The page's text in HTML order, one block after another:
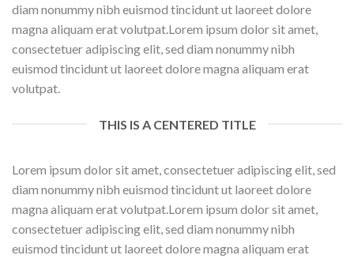
diam nonummy nibh euismod tincidunt ut laoreet dolore
magna aliquam erat volutpat.Lorem ipsum dolor sit amet,
consectetuer adipiscing elit, sed diam nonummy nibh
euismod tincidunt ut laoreet dolore magna aliquam erat
volutpat.
THIS IS A CENTERED TITLE
Lorem ipsum dolor sit amet, consectetuer adipiscing elit, sed
diam nonummy nibh euismod tincidunt ut laoreet dolore
magna aliquam erat volutpat.Lorem ipsum dolor sit amet,
consectetuer adipiscing elit, sed diam nonummy nibh
euismod tincidunt ut laoreet dolore magna aliquam erat